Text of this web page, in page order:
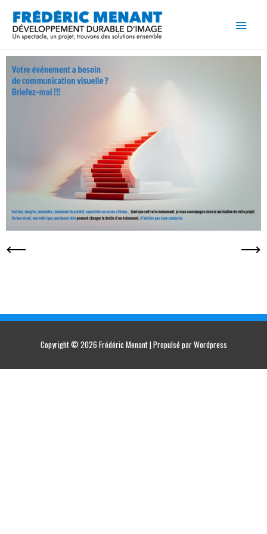
Copyright © 2026 Frédéric Menant| Propulsé par Wordpress